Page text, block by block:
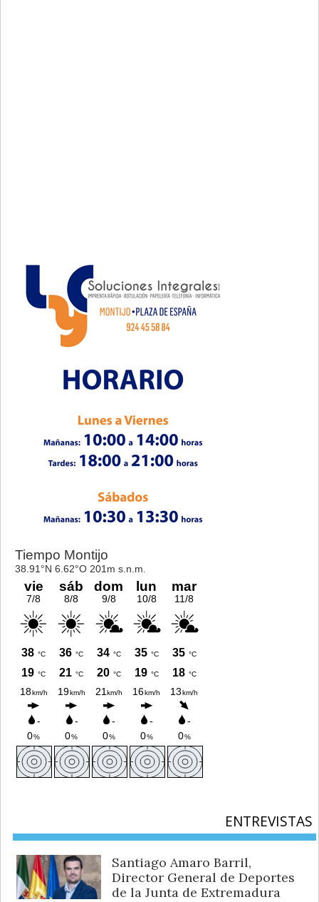
ENTREVISTAS
Santiago Amaro Barril,
Director General de Deportes
de la Junta de Extremadura